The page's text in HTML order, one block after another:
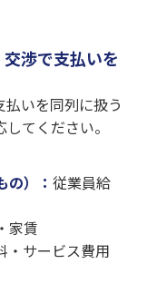
渉で支払いを
いを同列に扱う
てください。
）： 従業員給
家賃
・サービス費用